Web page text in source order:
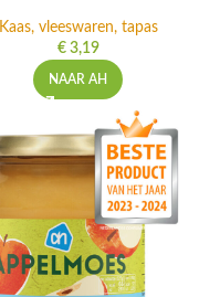
Kaas, vleeswaren, tapas
€3,19
NAAR AH